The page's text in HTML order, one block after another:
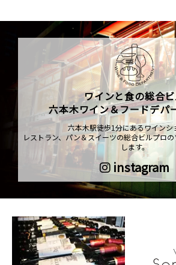
ワインと食の総合
六本木ワイン＆フードデパ
六本木駅徒歩1分にあるワインシ
レストラン、パン＆スイーツの総合ビルプロ
します。
instagram